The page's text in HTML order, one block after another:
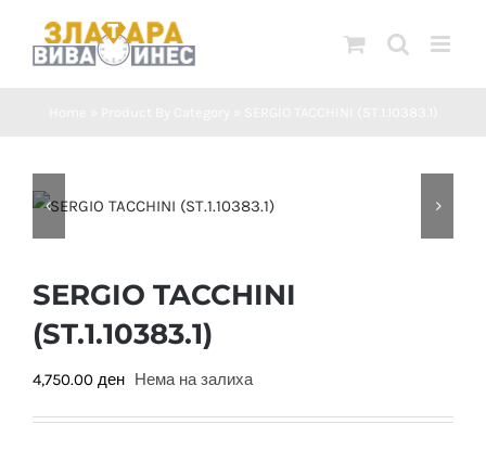
SERGIO TACCHINI
(ST.1.10383.1)
4,750.00 ден Нема на залиха